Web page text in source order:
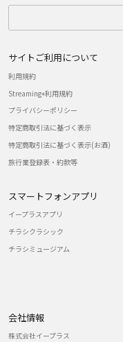
サイトご利用について
利用規約
Streaming+利用規約
プライバシーポリシー
特定商取引法に基づく表示
特定商取引法に基づく表示(お酒)
旅行業登録表・約款等
スマートフォンアプリ
イープラスアプリ
チラシクラシック
チラシミュージアム
会社情報
株式会社イープラス